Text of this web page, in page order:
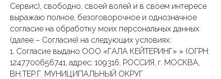
Сервис), свободно, своей волей и в своем интересе
выражаю полное, безоговорочное и однозначное
согласие на обработку моих персональных данных
(далее – Согласие) на следующих условиях:
1. Согласие выдано ООО «ГАЛА КЕЙТЕРИНГ» » (ОГРН:
1247700656741, адрес: 109316, РОССИЯ, г. МОСКВА,
ВН.ТЕР.Г. МУНИЦИПАЛЬНЫЙ ОКРУГ